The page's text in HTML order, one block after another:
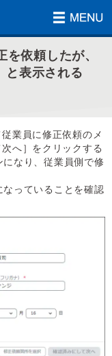
依頼したが、
と表示される
業員に修正依頼のメ
へ］をクリックする
なり、従業員側で修
なっていることを確認